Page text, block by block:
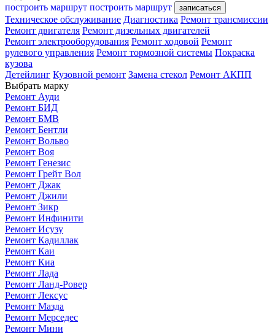
построить маршрут построить маршрут записаться
Техническое обслуживание Диагностика Ремонт трансмиссии
Ремонт двигателя Ремонт дизельных двигателей
Ремонт электрооборудования Ремонт ходовой Ремонт
рулевого управления Ремонт тормозной системы Покраска
кузова
Детейлинг Кузовной ремонт Замена стекол Ремонт АКПП
Выбрать марку
Ремонт Ауди
Ремонт БИД
Ремонт БМВ
Ремонт Бентли
Ремонт Вольво
Ремонт Воя
Ремонт Генезис
Ремонт Грейт Вол
Ремонт Джак
Ремонт Джили
Ремонт Зикр
Ремонт Инфинити
Ремонт Исузу
Ремонт Кадиллак
Ремонт Каи
Ремонт Киа
Ремонт Лада
Ремонт Ланд-Ровер
Ремонт Лексус
Ремонт Мазда
Ремонт Мерседес
Ремонт Мини